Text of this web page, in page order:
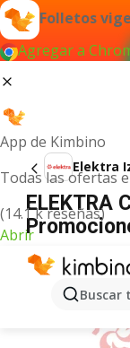
Folletos
Agregar a
App de Kimbino
Todas las ofertas
(14.1 k reseñas)
Abrir
Buscar
Elektra
ELEKTRA